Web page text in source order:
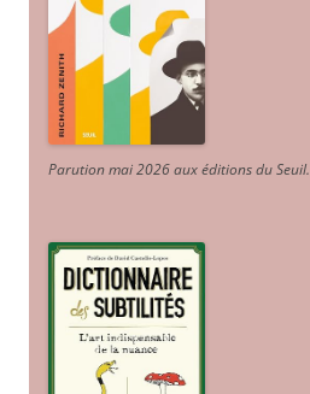
Parution mai 2026 aux éditions du